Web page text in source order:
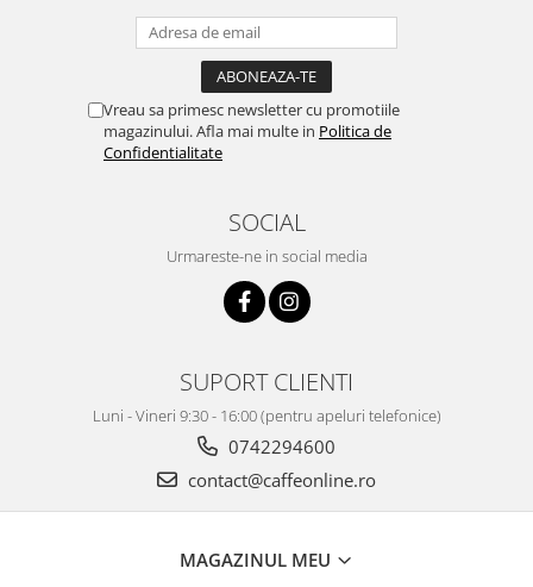
Vreau sa primesc newsletter cu promotiile
magazinului. Afla mai multe in Politica de
Confidentialitate
SOCIAL
Urmareste-ne in social media
SUPORT CLIENTI
Luni - Vineri 9:30 - 16:00 (pentru apeluri telefonice)
0742294600
contact@caffeonline.ro
MAGAZINUL MEU